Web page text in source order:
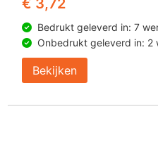
€ 3,72
Bedrukt geleverd in: 7
Onbedrukt geleverd in: 2
Bekijken